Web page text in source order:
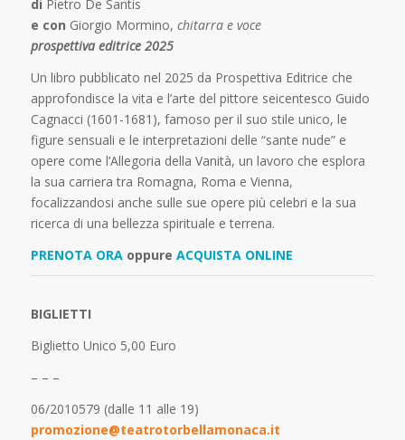
di Pietro De Santis
e con Giorgio Mormino, chitarra e voce
prospettiva editrice 2025
Un libro pubblicato nel 2025 da Prospettiva Editrice che
approfondisce la vita e l’arte del pittore seicentesco Guido
Cagnacci (1601-1681), famoso per il suo stile unico, le
figure sensuali e le interpretazioni delle “sante nude” e
opere come l’Allegoria della Vanità, un lavoro che esplora
la sua carriera tra Romagna, Roma e Vienna,
focalizzandosi anche sulle sue opere più celebri e la sua
ricerca di una bellezza spirituale e terrena.
PRENOTA ORA oppure ACQUISTA ONLINE
BIGLIETTI
Biglietto Unico 5,00 Euro
– – –
06/2010579 (dalle 11 alle 19)
promozione@teatrotorbellamonaca.it